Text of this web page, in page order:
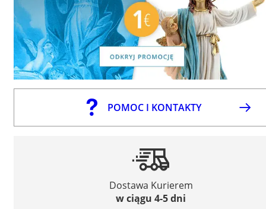
POMOC I KONTAKTY
Dostawa Kurierem
w ciągu 4-5 dni